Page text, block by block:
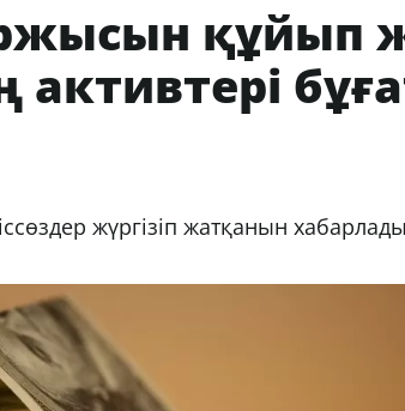
құйып
активтері
жүргізіп жатқанын